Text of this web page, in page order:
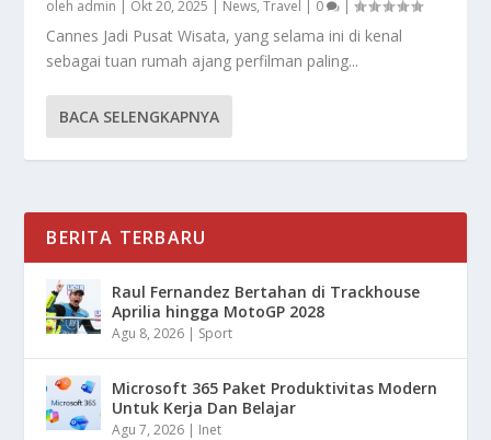
oleh admin | Okt 20, 2025 | News,Travel | 0 |
Cannes Jadi Pusat Wisata, yang selama ini di kenal
sebagai tuan rumah ajang perfilman paling...
BACA SELENGKAPNYA
BERITA TERBARU
Raul Fernandez Bertahan di Trackhouse
Aprilia hingga MotoGP 2028
Agu 8, 2026 | Sport
Microsoft 365 Paket Produktivitas Modern
Untuk Kerja Dan Belajar
Agu 7, 2026 | Inet